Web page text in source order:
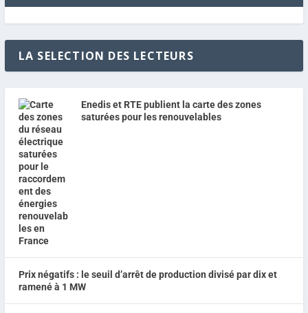
LA SELECTION DES LECTEURS
Enedis et RTE publient la carte des zones
saturées pour les renouvelables
Prix négatifs : le seuil d’arrêt de production divisé par dix et
ramené à 1 MW